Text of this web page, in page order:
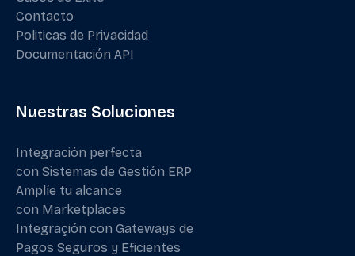
Contacto
Politicas de Privacidad
Documentación API
Nuestras Soluciones
Integración perfecta
con Sistemas de Gestión ERP
Amplíe tu alcance
con Marketplaces
Integraçión con Gateways de
Pagos Seguros y Eficientes